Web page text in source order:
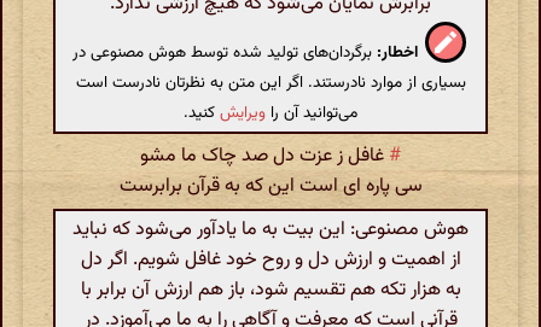
اخطار: برگردان‌های تولید شده توسط هوش مصنوعی در
بسیاری از موارد نادرستند. اگر این متن به نظرتان نادرست است
می‌توانید آن را ویرایشکنید.
# غافل ز عزت دل صد چاک ما مشو
سی پاره ای است این که به قرآن برابرست
هوش مصنوعی: این بیت به ما یادآور می‌شود که نباید
از اهمیت و ارزش دل و روح خود غافل شویم. اگر دل
به هزار تکه هم تقسیم شود، باز هم ارزش آن برابر با
قرآنی است که معرفت و آگاهی را به ما می‌آموزد. در